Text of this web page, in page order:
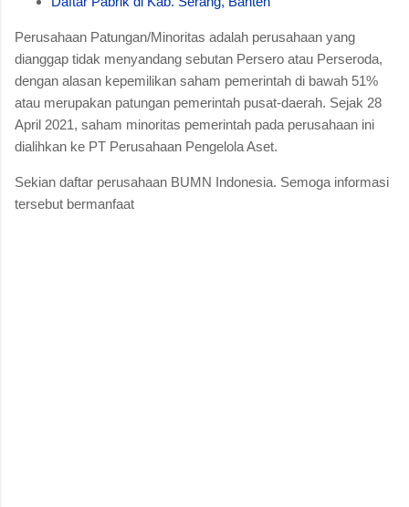
Perusahaan Patungan/Minoritas adalah perusahaan yang
dianggap tidak menyandang sebutan Persero atau Perseroda,
dengan alasan kepemilikan saham pemerintah di bawah 51%
atau merupakan patungan pemerintah pusat-daerah. Sejak 28
April 2021, saham minoritas pemerintah pada perusahaan ini
dialihkan ke PT Perusahaan Pengelola Aset.
Sekian daftar perusahaan BUMN Indonesia. Semoga informasi
tersebut bermanfaat